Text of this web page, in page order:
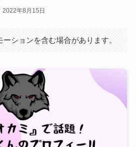
2022年8月15日
ションを含む場合があります。